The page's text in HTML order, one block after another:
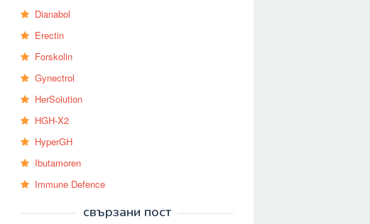
Dianabol
Erectin
Forskolin
Gynectrol
HerSolution
HGH-X2
HyperGH
Ibutamoren
Immune Defence
свързани пост